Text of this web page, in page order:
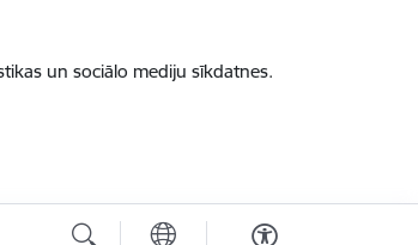
un sociālo mediju sīkdatnes.